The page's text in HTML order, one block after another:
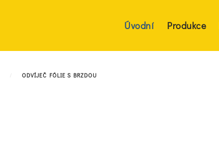
Úvodní Produkce
ODVÍJEČ FÓLIE S BRZDOU